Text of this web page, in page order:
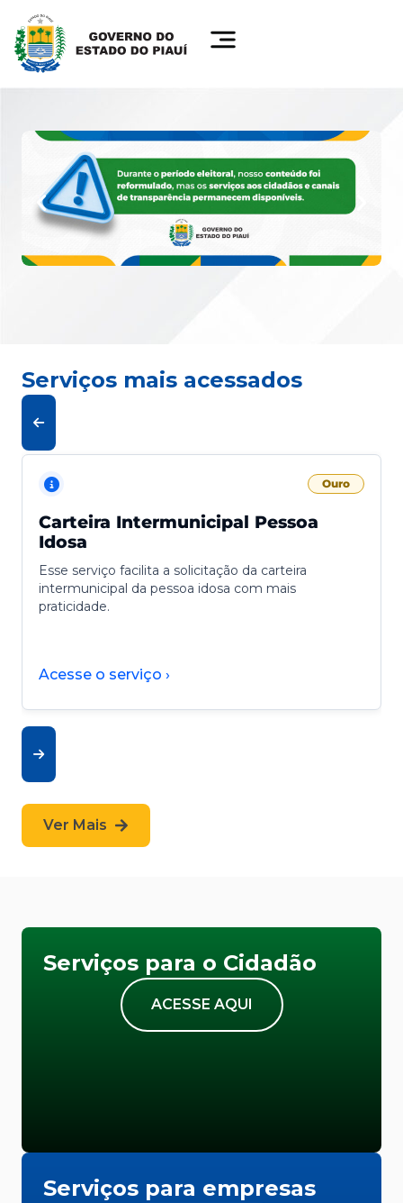
Serviços mais acessados
Ouro
Carteira Intermunicipal Pessoa
Idosa
Esse serviço facilita a solicitação da carteira
intermunicipal da pessoa idosa com mais
praticidade.
Acesse o serviço ›
Ver Mais
Serviços para o Cidadão
ACESSE AQUI
Serviços para empresas